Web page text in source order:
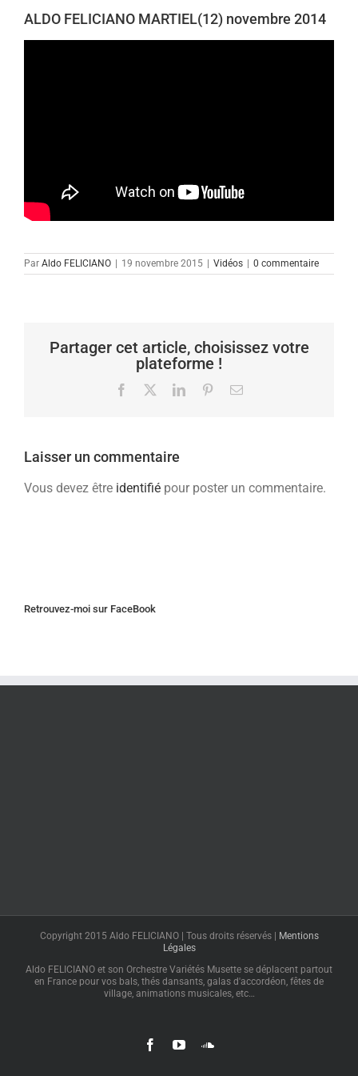
ALDO FELICIANO MARTIEL(12) novembre 2014
Par Aldo FELICIANO | 19 novembre 2015 | Vidéos | 0 commentaire
Partager cet article, choisissez votre
plateforme !
Facebook LinkedInPinterestEmail
Laisser un commentaire
Vous devez être identifié pour poster un commentaire.
Retrouvez-moi sur FaceBook
Copyright 2015 Aldo FELICIANO | Tous droits réservés |
Mentions
Légales
Aldo FELICIANO et son Orchestre Variétés Musette se déplacent partout
en France pour vos bals, thés dansants, galas d'accordéon, fêtes de
village, animations musicales, etc…
FacebookYouTubeSoundCloud